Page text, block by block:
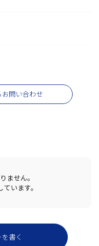
お問い合わせ
ません。
います。
書く